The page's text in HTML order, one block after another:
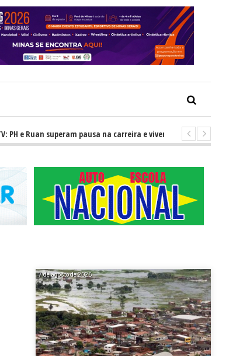
e Ruan superam pausa na carreira e vivem ascensão no cenário
7 de agosto de 2026